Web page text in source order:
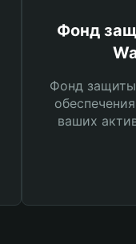
Фонд
Фонд
ваших